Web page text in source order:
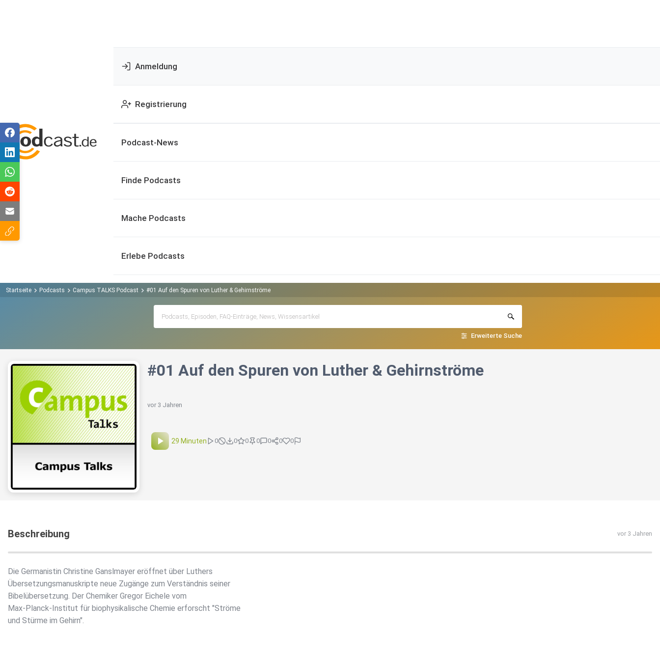
Anmeldung
Registrierung
Podcast-News
Finde Podcasts
Mache Podcasts
Erlebe Podcasts
Startseite Podcasts Campus TALKS Podcast #01 Auf den Spuren von Luther & Gehirnströme
Erweiterte Suche
#01 Auf den Spuren von Luther & Gehirnströme
vor 3 Jahren
29 Minuten 0 0 0 0 0 0 0
Beschreibung vor 3 Jahren
Die Germanistin Christine Ganslmayer eröffnet über Luthers
Übersetzungsmanuskripte neue Zugänge zum Verständnis seiner
Bibelübersetzung. Der Chemiker Gregor Eichele vom
Max-Planck-Institut für biophysikalische Chemie erforscht "Ströme
und Stürme im Gehirn".